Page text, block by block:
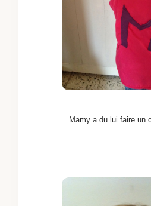
Mamy a du lui faire un